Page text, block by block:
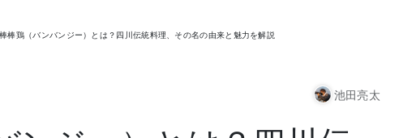
棒鶏（バンバンジー）とは？四川伝統料理、その名の由来と魅力を解説
池田亮太